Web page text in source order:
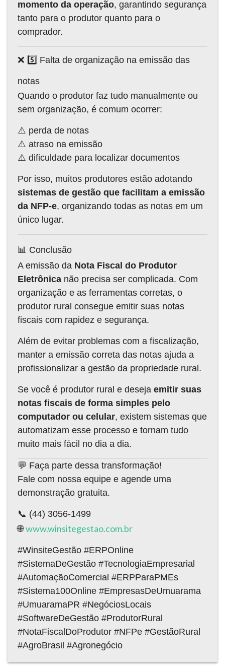
momento da operação, garantindo segurança
tanto para o produtor quanto para o
comprador.
❌ 5️⃣ Falta de organização na emissão das
notas
Quando o produtor faz tudo manualmente ou
sem organização, é comum ocorrer:
⚠️ perda de notas
⚠️ atraso na emissão
⚠️ dificuldade para localizar documentos
Por isso, muitos produtores estão adotando
sistemas de gestão que facilitam a emissão
da NFP-e, organizando todas as notas em um
único lugar.
📊 Conclusão
A emissão da Nota Fiscal do Produtor
Eletrônica não precisa ser complicada. Com
organização e as ferramentas corretas, o
produtor rural consegue emitir suas notas
fiscais com rapidez e segurança.
Além de evitar problemas com a fiscalização,
manter a emissão correta das notas ajuda a
profissionalizar a gestão da propriedade rural.
Se você é produtor rural e deseja emitir suas
notas fiscais de forma simples pelo
computador ou celular, existem sistemas que
automatizam esse processo e tornam tudo
muito mais fácil no dia a dia.
💬 Faça parte dessa transformação!
Fale com nossa equipe e agende uma
demonstração gratuita.
📞 (44) 3056-1499
🌐www.winsitegestao.com.br
#WinsiteGestão #ERPOnline
#SistemaDeGestão #TecnologiaEmpresarial
#AutomaçãoComercial #ERPParaPMEs
#Sistema100Online #EmpresasDeUmuarama
#UmuaramaPR #NegóciosLocais
#SoftwareDeGestão #ProdutorRural
#NotaFiscalDoProdutor #NFPe #GestãoRural
#AgroBrasil #Agronegócio